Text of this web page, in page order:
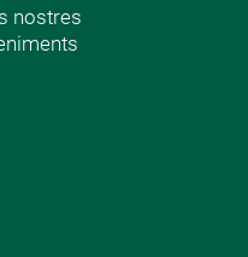
nostres